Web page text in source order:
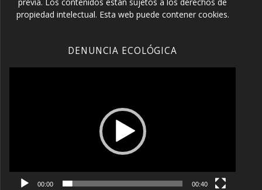
previa. Los contenidos están sujetos a los derechos de
propiedad intelectual. Esta web puede contener cookies.
DENUNCIA ECOLÓGICA
00:00 00:40